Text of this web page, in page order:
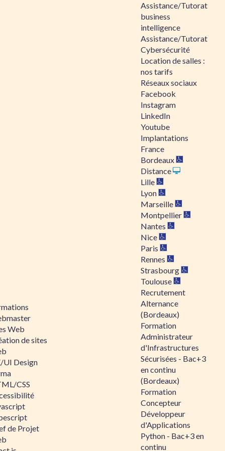
Web
de sites
UI Design
CSS
de Projet
Assistance/Tutorat
business
intelligence
Assistance/Tutorat
Cybersécurité
Location de salles :
nos tarifs
Réseaux sociaux
Facebook
Instagram
LinkedIn
Youtube
Implantations
France
Bordeaux
Distance
Lille
Lyon
Marseille
Montpellier
Nantes
Nice
Paris
Rennes
Strasbourg
Toulouse
Recrutement
Alternance
(Bordeaux)
Formation
Administrateur
d'Infrastructures
Sécurisées - Bac+3
en continu
(Bordeaux)
Formation
Concepteur
Développeur
d'Applications
Python - Bac+3 en
continu